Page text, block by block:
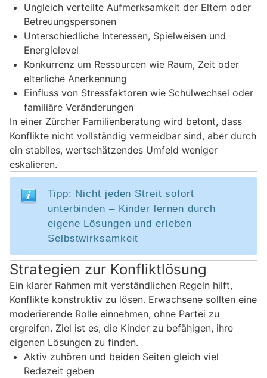
Ungleich verteilte Aufmerksamkeit der Eltern oder
Betreuungspersonen
Unterschiedliche Interessen, Spielweisen und
Energielevel
Konkurrenz um Ressourcen wie Raum, Zeit oder
elterliche Anerkennung
Einfluss von Stressfaktoren wie Schulwechsel oder
familiäre Veränderungen
In einer Zürcher Familienberatung wird betont, dass
Konflikte nicht vollständig vermeidbar sind, aber durch
ein stabiles, wertschätzendes Umfeld weniger
eskalieren.
Tipp: Nicht jeden Streit sofort
unterbinden – Kinder lernen durch
eigene Lösungen und erleben
Selbstwirksamkeit
Strategien zur Konfliktlösung
Ein klarer Rahmen mit verständlichen Regeln hilft,
Konflikte konstruktiv zu lösen. Erwachsene sollten eine
moderierende Rolle einnehmen, ohne Partei zu
ergreifen. Ziel ist es, die Kinder zu befähigen, ihre
eigenen Lösungen zu finden.
Aktiv zuhören und beiden Seiten gleich viel
Redezeit geben